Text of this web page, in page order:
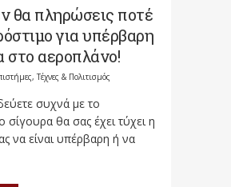
θα πληρώσεις ποτέ
για υπέρβαρη
στο αεροπλάνο!
Τέχνες & Πολιτισμός
συχνά με το
σίγουρα θα σας έχει τύχει η
να είναι υπέρβαρη ή να